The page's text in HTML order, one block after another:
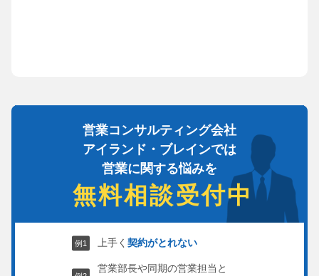
営業コンサルティング会社
アイランド・ブレインでは
営業に関する悩みを
無料相談受付中
上手く契約がとれない
営業部長や同期の営業担当と